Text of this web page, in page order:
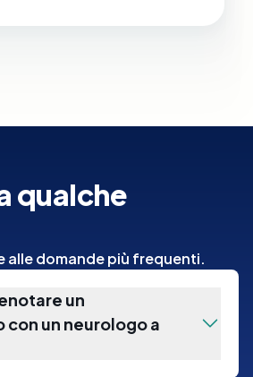
qualche
alle domande più frequenti.
un
un neurologo a